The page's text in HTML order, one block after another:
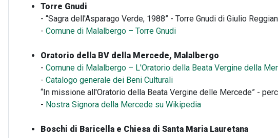
Torre Gnudi
- “Sagra dell'Asparago Verde, 1988” - Torre Gnudi di Giulio
- Comune di Malalbergo – Torre Gnudi
Oratorio della BV della Mercede, Malalbergo
- Comune di Malalbergo – L'Oratorio della Beata Vergine della
- Catalogo generale dei Beni Culturali
“In missione all'Oratorio della Beata Vergine delle Mercede” -
- Nostra Signora della Mercede su Wikipedia
Boschi di Baricella e Chiesa di Santa Maria Lauretana